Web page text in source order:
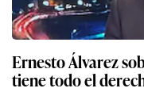
Ernesto Álvarez
tiene todo el